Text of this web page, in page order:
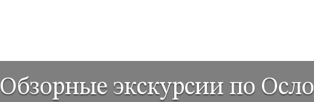
Обзорные экскурсии по Осло